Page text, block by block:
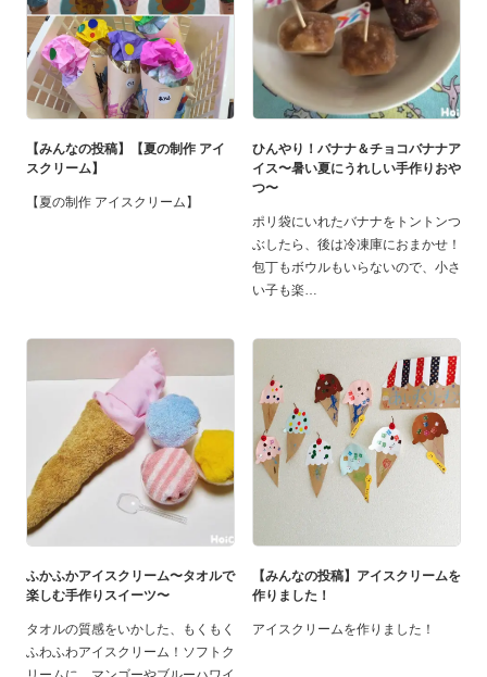
【みんなの投稿】【夏の制作 アイ
スクリーム】
【夏の制作 アイスクリーム】
ひんやり！バナナ＆チョコバナナア
イス〜暑い夏にうれしい手作りおや
つ〜
ポリ袋にいれたバナナをトントンつ
ぶしたら、後は冷凍庫におまかせ！
包丁もボウルもいらないので、小さ
い子も楽
ふかふかアイスクリーム〜タオルで
楽しむ手作りスイーツ〜
タオルの質感をいかした、もくもく
ふわふわアイスクリーム！ソフトク
【みんなの投稿】アイスクリームを
作りました！
アイスクリームを作りました！